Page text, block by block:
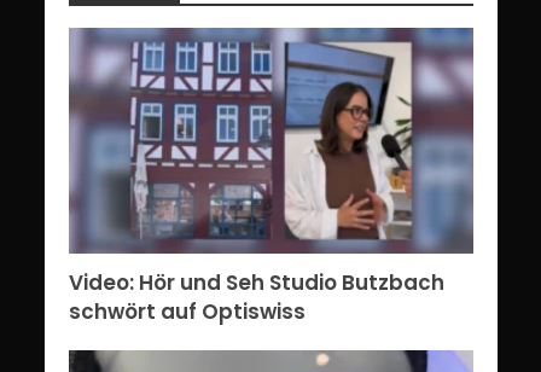
Video: Hör und Seh Studio Butzbach
schwört auf Optiswiss